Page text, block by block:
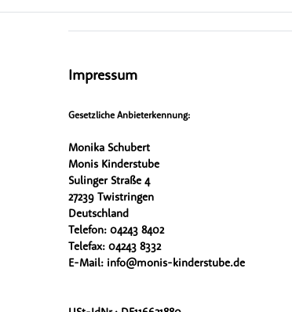
Impressum
Gesetzliche Anbieterkennung:
Monika Schubert
Monis Kinderstube
Sulinger Straße 4
27239 Twistringen
Deutschland
Telefon: 04243 8402
Telefax: 04243 8332
E-Mail: info@monis-kinderstube.de